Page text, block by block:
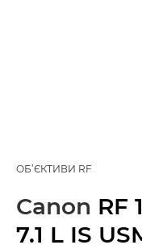
ОБ’ЄКТИВИ RF
Canon RF
7.1 L IS